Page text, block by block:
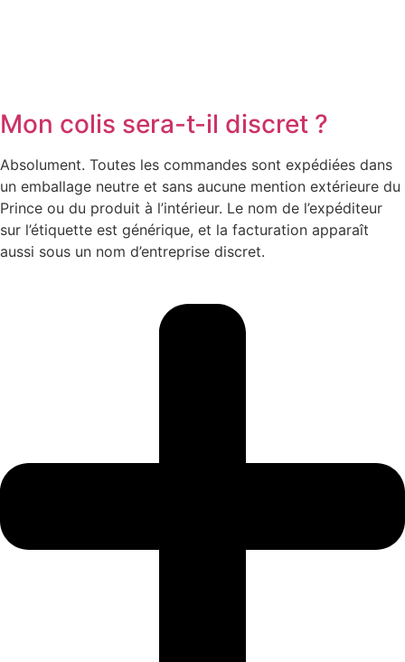
Mon colis sera-t-il discret ?
Absolument. Toutes les commandes sont expédiées dans
un emballage neutre et sans aucune mention extérieure du
Prince ou du produit à l’intérieur. Le nom de l’expéditeur
sur l’étiquette est générique, et la facturation apparaît
aussi sous un nom d’entreprise discret.